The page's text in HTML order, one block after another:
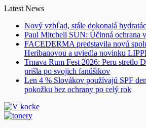
Skip
content
Latest News
Nový vzhľad, stále dokonalá
Paul Mitchell SUN: Účinná ochrana
FACEDERMA predstavila novú
Heribanovou a uviedla novinku
Trnava Rum Fest 2026: Peru stretlo
prišla po svojich fanúšikov
Len 4 % Slovákov používajú SPF
pokožku bez ochrany po celý rok